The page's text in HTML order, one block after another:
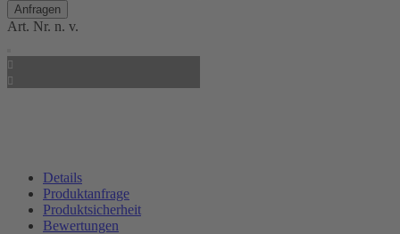
Art. Nr. n. v.
Details
Produktanfrage
Produktsicherheit
Bewertungen